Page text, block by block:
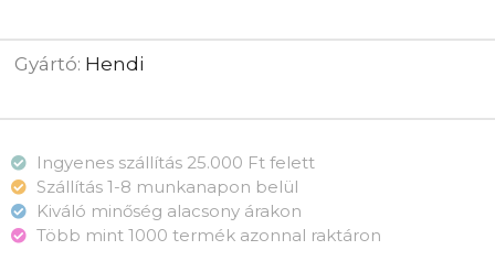
Gyártó: Hendi
Ingyenes szállítás 25.000 Ft felett
Szállítás 1-8 munkanapon belül
Kiváló minőség alacsony árakon
Több mint 1000 termék azonnal raktáron